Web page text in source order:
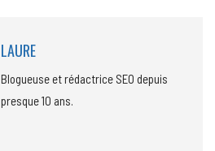
LAURE
Blogueuse et rédactrice SEO depuis
presque 10 ans.